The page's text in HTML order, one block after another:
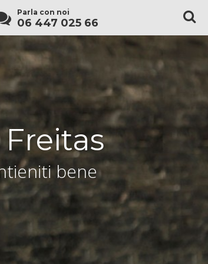
Parla con noi
06 447 025 66
bene